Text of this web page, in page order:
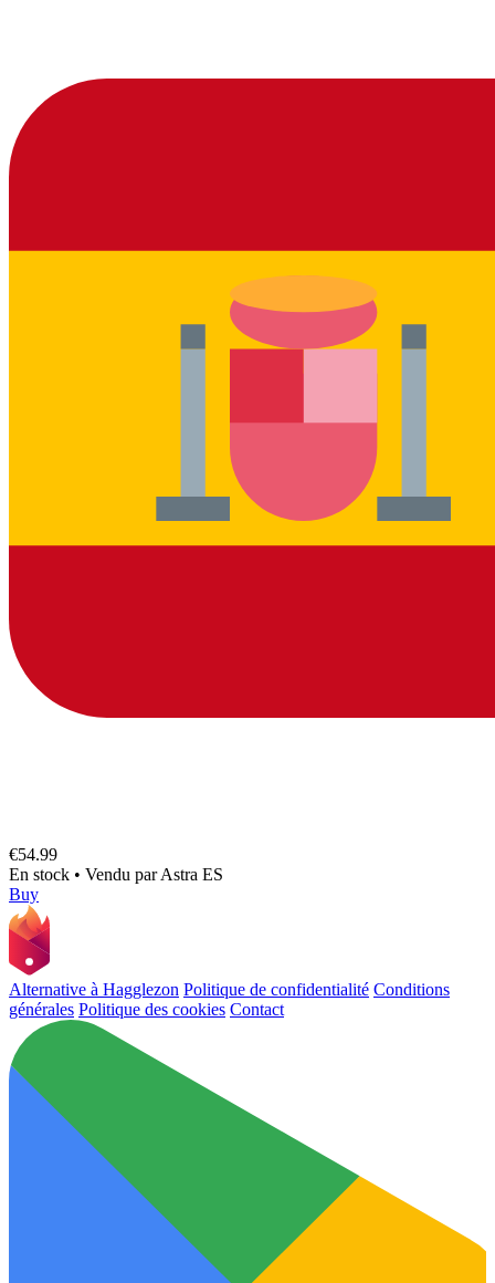
€54.99
En stock • Vendu parAstra ES
Buy
Alternative à Hagglezon Politique de confidentialité Conditions
générales Politique des cookies Contact